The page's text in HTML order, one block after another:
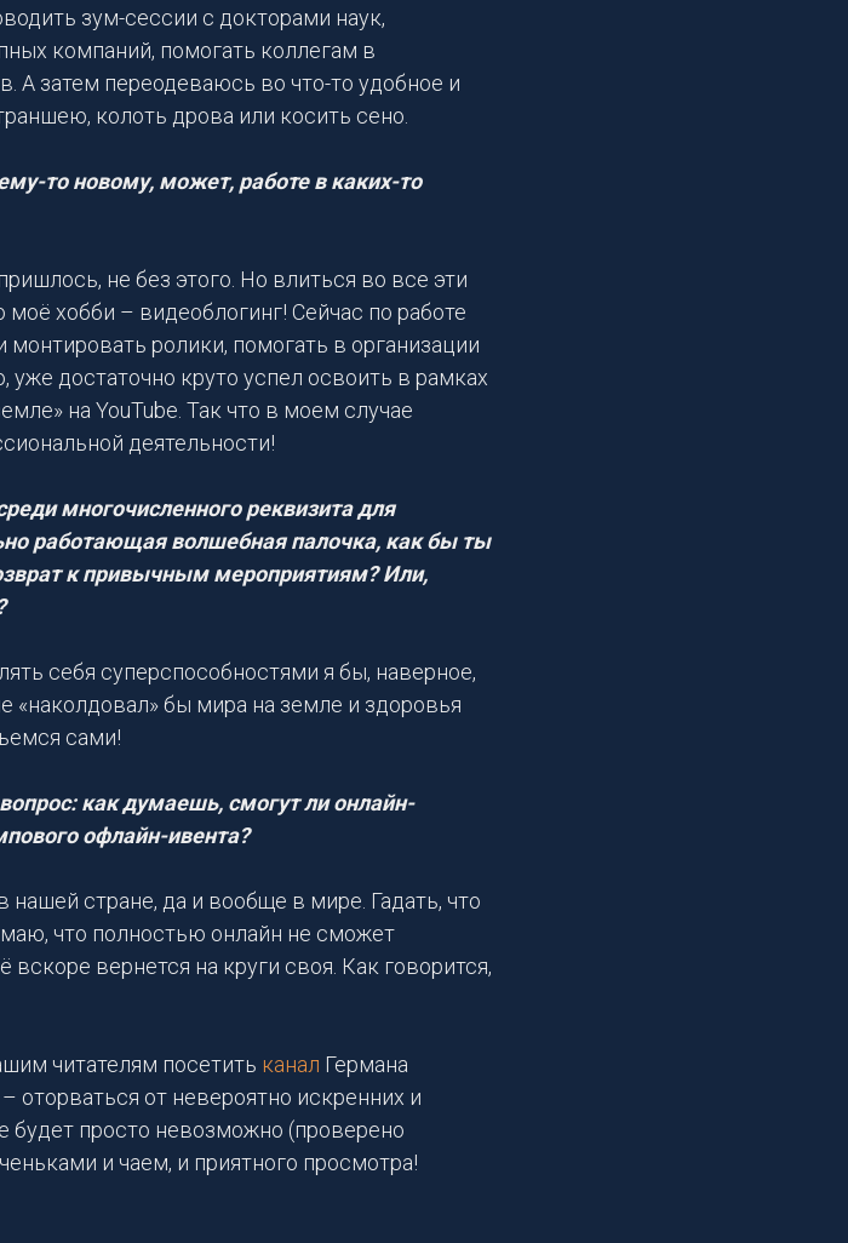
зум-сессии с докторами наук,
компаний, помогать коллегам в
А затем переодеваюсь во что-то удобное и
колоть дрова или косить сено.
то новому, может, работе в каких-то
не без этого. Но влиться во все эти
хобби – видеоблогинг! Сейчас по работе
ролики, помогать в организации
уже достаточно круто успел освоить в рамках
на YouTube. Так что в моем случае
деятельности!
многочисленного реквизита для
работающая волшебная палочка, как бы ты
к привычным мероприятиям? Или,
себя суперспособностями я бы, наверное,
«наколдовал» бы мира на земле и здоровья
сами!
как думаешь, смогут ли онлайн-
офлайн-ивента?
стране, да и вообще в мире. Гадать, что
что полностью онлайн не сможет
вернется на круги своя. Как говорится,
читателям посетить канал Германа
оторваться от невероятно искренних и
будет просто невозможно (проверено
и чаем, и приятного просмотра!